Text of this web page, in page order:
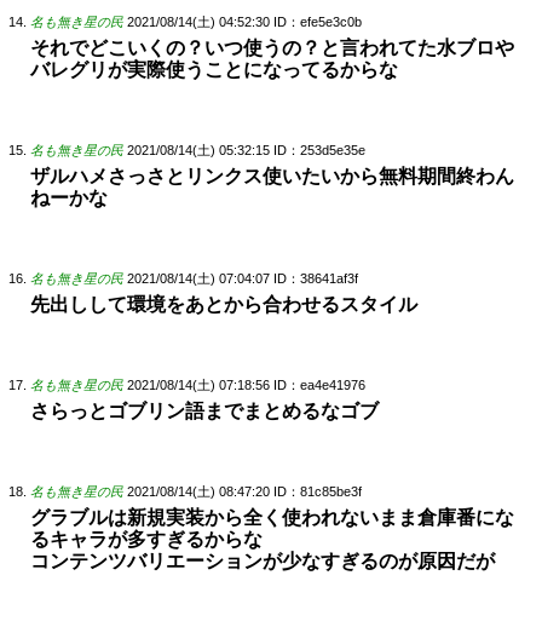
名も無き星の民 2021/08/14(土) 04:52:30 ID：efe5e3c0b
それでどこいくの？いつ使うの？と言われてた水ブロや
バレグリが実際使うことになってるからな
名も無き星の民 2021/08/14(土) 05:32:15 ID：253d5e35e
ザルハメさっさとリンクス使いたいから無料期間終わん
ねーかな
名も無き星の民 2021/08/14(土) 07:04:07 ID：38641af3f
先出しして環境をあとから合わせるスタイル
名も無き星の民 2021/08/14(土) 07:18:56 ID：ea4e41976
さらっとゴブリン語までまとめるなゴブ
名も無き星の民 2021/08/14(土) 08:47:20 ID：81c85be3f
グラブルは新規実装から全く使われないまま倉庫番にな
るキャラが多すぎるからな
コンテンツバリエーションが少なすぎるのが原因だが